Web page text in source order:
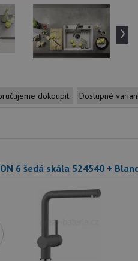
›
dokoupit Dostupné
6 šedá skála 524540 +